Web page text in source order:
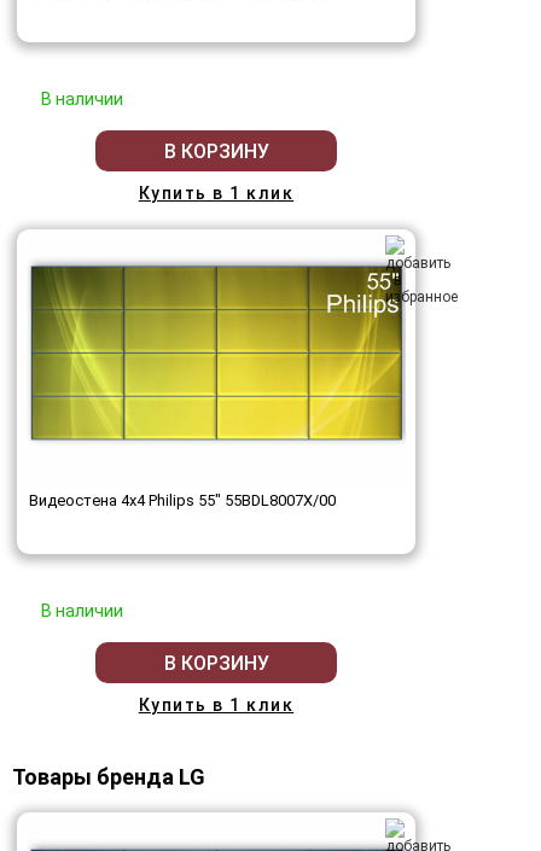
В наличии
В КОРЗИНУ
Купить в 1 клик
Видеостена 4x4 Philips 55" 55BDL8007X/00
В наличии
В КОРЗИНУ
Купить в 1 клик
Товары бренда LG